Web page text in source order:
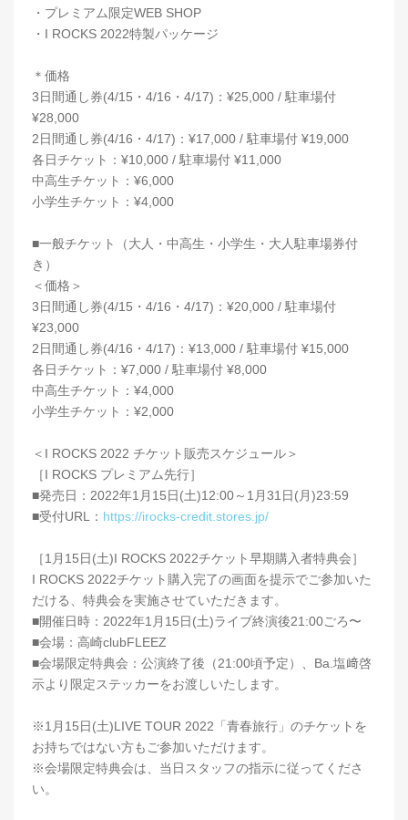
・プレミアム限定WEB SHOP
・I ROCKS 2022特製パッケージ
＊価格
3日間通し券(4/15・4/16・4/17)：¥25,000 / 駐車場付
¥28,000
2日間通し券(4/16・4/17)：¥17,000 / 駐車場付 ¥19,000
各日チケット：¥10,000 / 駐車場付 ¥11,000
中高生チケット：¥6,000
小学生チケット：¥4,000
■一般チケット（大人・中高生・小学生・大人駐車場券付
き）
＜価格＞
3日間通し券(4/15・4/16・4/17)：¥20,000 / 駐車場付
¥23,000
2日間通し券(4/16・4/17)：¥13,000 / 駐車場付 ¥15,000
各日チケット：¥7,000 / 駐車場付 ¥8,000
中高生チケット：¥4,000
小学生チケット：¥2,000
＜I ROCKS 2022 チケット販売スケジュール＞
［I ROCKS プレミアム先行］
■発売日：2022年1月15日(土)12:00～1月31日(月)23:59
■受付URL： https://irocks-credit.stores.jp/
［1月15日(土)I ROCKS 2022チケット早期購入者特典会］
I ROCKS 2022チケット購入完了の画面を提示でご参加いた
だける、特典会を実施させていただきます。
■開催日時：2022年1月15日(土)ライブ終演後21:00ごろ〜
■会場：高崎clubFLEEZ
■会場限定特典会：公演終了後（21:00頃予定）、Ba.塩﨑啓
示より限定ステッカーをお渡しいたします。
※1月15日(土)LIVE TOUR 2022「青春旅行」のチケットを
お持ちではない方もご参加いただけます。
※会場限定特典会は、当日スタッフの指示に従ってくださ
い。